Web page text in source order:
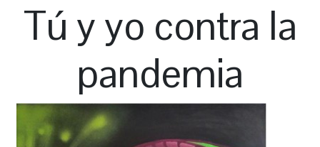
la
navegación
Tú y yo contra la
pandemia